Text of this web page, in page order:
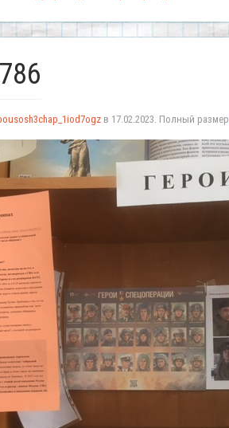
в 17.02.2023. Полный размер